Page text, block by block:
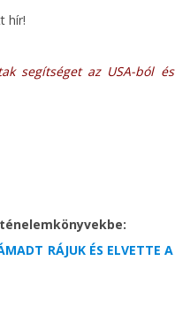
hír!
segítséget az USA-ból és
RÁJUK ÉS ELVETTE A